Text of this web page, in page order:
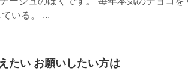
いる。 ...
たい お願いしたい方は